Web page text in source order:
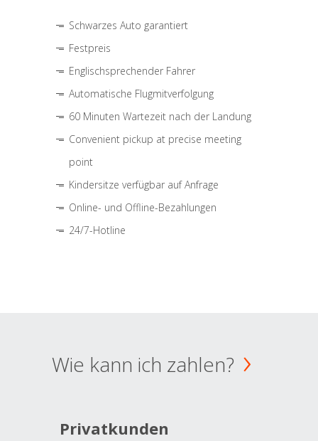
Schwarzes Auto garantiert
Festpreis
Englischsprechender Fahrer
Automatische Flugmitverfolgung
60 Minuten Wartezeit nach der Landung
Convenient pickup at precise meeting
point
Kindersitze verfügbar auf Anfrage
Online- und Offline-Bezahlungen
24/7-Hotline
Wie kann ich zahlen?
Privatkunden